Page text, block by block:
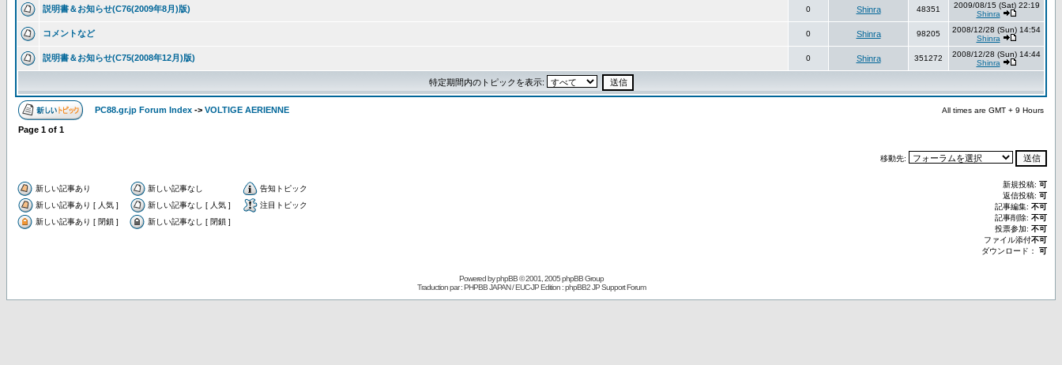
説明書＆お知らせ(C76(2009年8月)版) 0 Shinra 48351
2009/08/15 (Sat) 22:19
Shinra
コメントなど 0 Shinra 98205
2008/12/28 (Sun) 14:54
Shinra
説明書＆お知らせ(C75(2008年12月)版) 0 Shinra 351272
2008/12/28 (Sun) 14:44
Shinra
特定期間内のトピックを表示:
PC88.gr.jp Forum Index -> VOLTIGE AERIENNE All times are GMT + 9 Hours
Page 1 of 1
移動先:
新しい記事あり 新しい記事なし
告知トピック
新しい記事あり [ 人気 ]
新しい記事なし [ 人気 ]
注目トピック
新しい記事あり [ 閉鎖 ]
新しい記事なし [ 閉鎖 ]
新規投稿: 可
返信投稿: 可
記事編集: 不可
記事削除: 不可
投票参加: 不可
ファイル添付不可
ダウンロード： 可
Powered byphpBB© 2001, 2005 phpBB Group
Traduction par : PHPBB JAPAN / EUC-JP Edition :phpBB2 JP Support Forum